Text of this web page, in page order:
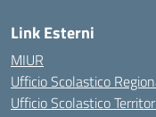
Link Esterni
MIUR
Ufficio Scolastico
Ufficio Scolastico